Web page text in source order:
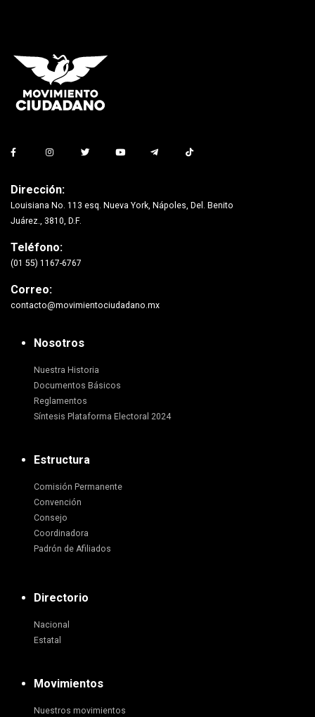
Dirección:
Louisiana No. 113 esq. Nueva York, Nápoles, Del. Benito
Juárez., 3810, D.F.
Teléfono:
(01 55) 1167-6767
Correo:
contacto@movimientociudadano.mx
Nosotros
Nuestra Historia
Documentos Básicos
Reglamentos
Síntesis Plataforma Electoral 2024
Estructura
Comisión Permanente
Convención
Consejo
Coordinadora
Padrón de Afiliados
Directorio
Nacional
Estatal
Movimientos
Nuestros movimientos